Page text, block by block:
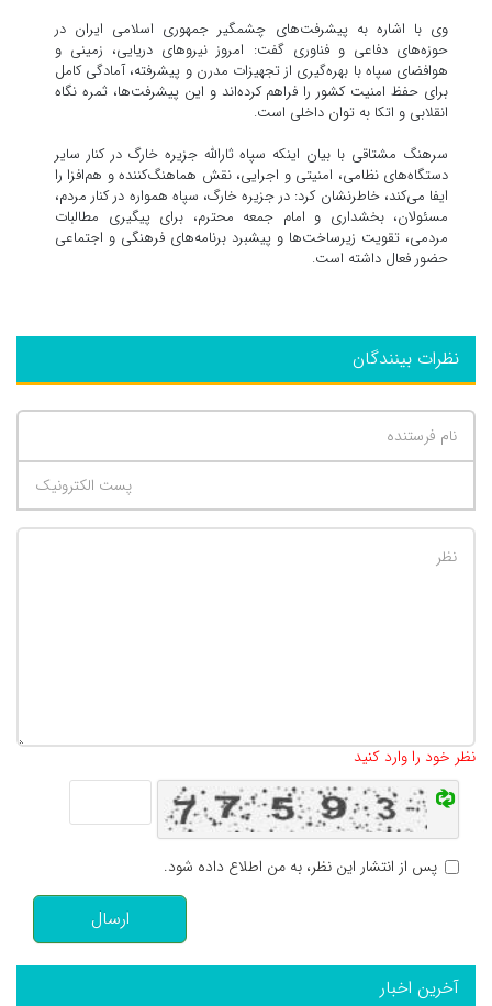
وی با اشاره به پیشرفت‌های چشمگیر جمهوری اسلامی ایران در
حوزه‌های دفاعی و فناوری گفت: امروز نیروهای دریایی، زمینی و
هوافضای سپاه با بهره‌گیری از تجهیزات مدرن و پیشرفته، آمادگی کامل
برای حفظ امنیت کشور را فراهم کرده‌اند و این پیشرفت‌ها، ثمره نگاه
انقلابی و اتکا به توان داخلی است.
سرهنگ مشتاقی با بیان اینکه سپاه ثارالله جزیره خارگ در کنار سایر
دستگاه‌های نظامی، امنیتی و اجرایی، نقش هماهنگ‌کننده و هم‌افزا را
ایفا می‌کند، خاطرنشان کرد: در جزیره خارگ، سپاه همواره در کنار مردم،
مسئولان، بخشداری و امام جمعه محترم، برای پیگیری مطالبات
مردمی، تقویت زیرساخت‌ها و پیشبرد برنامه‌های فرهنگی و اجتماعی
حضور فعال داشته است.
نظرات بینندگان
نظر خود را وارد کنید
پس از انتشار این نظر، به من اطلاع داده شود.
ارسال
آخرین اخبار